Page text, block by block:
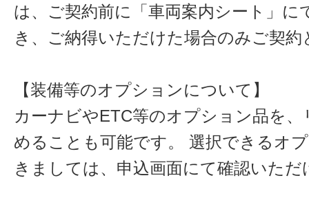
は、ご契約前に「車両案内シート」に
き、ご納得いただけた場合のみご契約
【装備等のオプションについて】
カーナビやETC等のオプション品を、
めることも可能です。 選択できるオ
きましては、申込画面にて確認いただ